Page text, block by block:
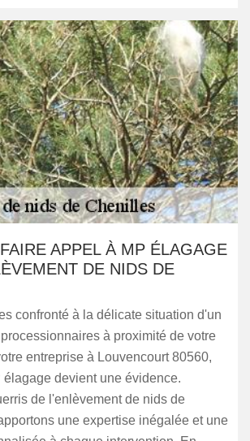
APPEL À MP ÉLAGAGE
DE NIDS DE
confronté à la délicate situation d'un
à proximité de votre
entreprise à Louvencourt 80560,
élagage devient une évidence.
de l'enlèvement de nids de
une expertise inégalée et une